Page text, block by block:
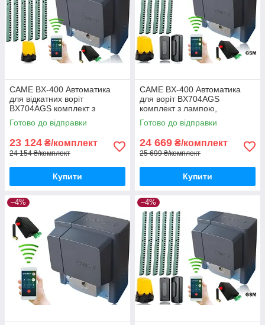
CAME BX-400 Автоматика
для відкатних воріт
BX704AGS комплект з
лампою, 6м рейки і gsm-
модулем
Готово до відправки
23 124 ₴/комплект
24 154 ₴/комплект
Купити
CAME BX-400 Автоматика
для воріт BX704AGS
комплект з лампою,
фотоелементами, 5м рейки і
gsm-модулем
Готово до відправки
24 669 ₴/комплект
25 699 ₴/комплект
Купити
–4% –4%